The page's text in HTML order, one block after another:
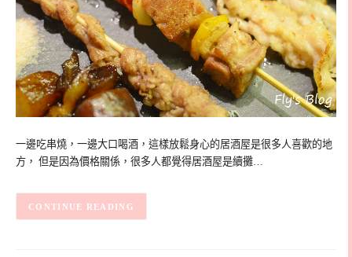
一邊吃串燒，一邊大口喝酒，這樣放鬆身心的居酒屋是很多人喜歡的地
方， 但是因為價格關係，很多人都覺得居酒屋是續攤…
CONTINUE READING